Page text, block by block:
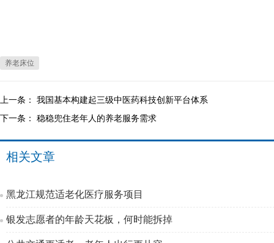
养老床位
上一条： 我国基本构建起三级中医药科技创新平台体系
下一条： 稳稳兜住老年人的养老服务需求
相关文章
黑龙江规范适老化医疗服务项目
银发志愿者的年龄天花板，何时能拆掉